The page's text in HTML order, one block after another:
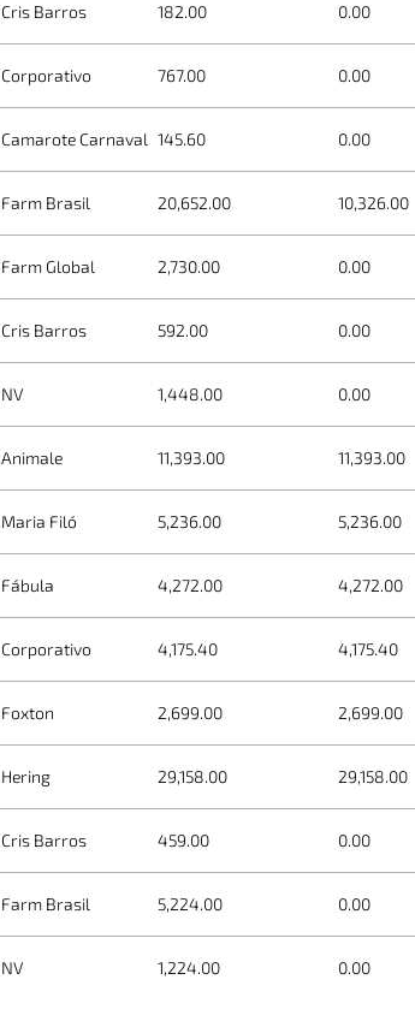
Cris Barros 182.00 0.00
Corporativo 767.00 0.00
Camarote Carnaval 145.60 0.00
Farm Brasil 20,652.00 10,326.00
Farm Global 2,730.00 0.00
Cris Barros 592.00 0.00
NV 1,448.00 0.00
Animale 11,393.00 11,393.00
Maria Filó 5,236.00 5,236.00
Fábula 4,272.00 4,272.00
Corporativo 4,175.40 4,175.40
Foxton 2,699.00 2,699.00
Hering 29,158.00 29,158.00
Cris Barros 459.00 0.00
Farm Brasil 5,224.00 0.00
NV 1,224.00 0.00